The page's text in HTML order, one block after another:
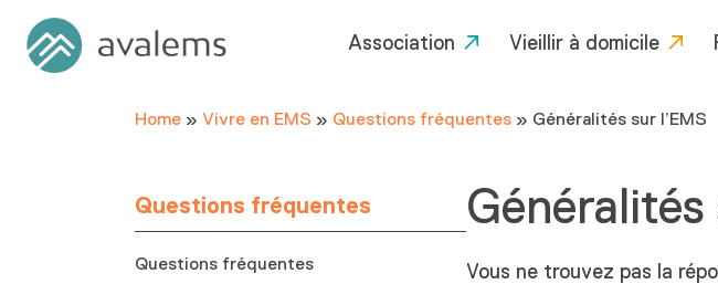
Association Vieillir à domicile
Home » Vivre en EMS » Questions fréquentes » Généralités sur l’EMS
Questions fréquentes
Questions fréquentes
Généralités
Vous ne trouvez pas la